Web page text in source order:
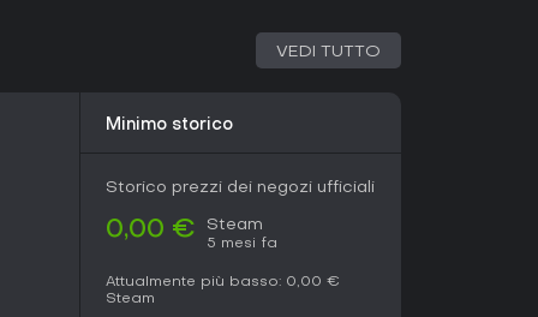
premia chi si dedica al theorycrafting,
con focus su loot e varietà di build, Crystalfall
e stagioni che evolvono i contenuti, per
di personaggi in un'apocalisse
aspettare sviluppi futuri. Nel complesso, la
una scelta azzeccata per fan di ARPG in
VEDI TUTTO
Minimo storico
Storico prezzi dei negozi ufficiali
0,00 € Steam
5 mesi fa
Attualmente più basso: 0,00 €
Steam